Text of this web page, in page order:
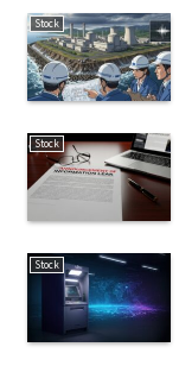
Stock
Stock
Stock